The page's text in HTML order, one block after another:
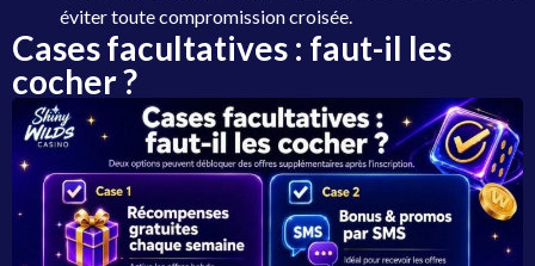
éviter toute compromission croisée.
Cases facultatives : faut-il les
cocher ?